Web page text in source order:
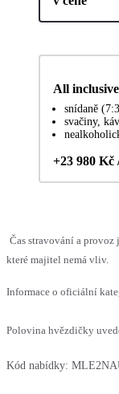
All inclusive
snídaně
svačiny,
+23 980 Kč
Čas stravování a
které majitel nemá vliv.
Informace o oficiální
Polovina hvězdičky
Kód nabídky: